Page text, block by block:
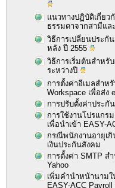
แนวทางปฏิบัติเกี่ยว
ธรรมดาจากสามีแล
วิธีการเปลี่ยนประกั
หลัง ปี 2555
วิธีการเริ่มต้นสำหรั
ระหว่างปี
การตั้งค่าอีเมลสำห
Workspace เพื่อส่ง
การปรับตั้งค่าประกั
การใช้งานโปรแกร
เพื่อนำเข้า EASY-
กรณีพนักงานอายุเ
เงินประกันสังคม
การตั้งค่า SMTP ส
Yahoo
เพิ่มคำนำหน้านามใ
EASY-ACC Payroll